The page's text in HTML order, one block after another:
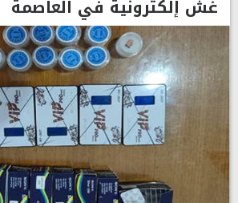
غش إلكترونية في العاصمة